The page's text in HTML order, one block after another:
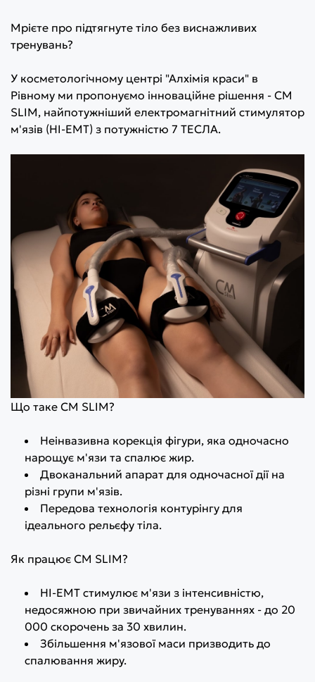
Мрієте про підтягнуте тіло без виснажливих
тренувань?
У косметологічному центрі "Алхімія краси" в
Рівному ми пропонуємо інноваційне рішення - CM
SLIM, найпотужніший електромагнітний стимулятор
м'язів (HI-EMT) з потужністю 7 ТЕСЛА.
Що таке CM SLIM?
Неінвазивна корекція фігури, яка одночасно
нарощує м'язи та спалює жир.
Двоканальний апарат для одночасної дії на
різні групи м'язів.
Передова технологія контурінгу для
ідеального рельєфу тіла.
Як працює CM SLIM?
HI-EMT стимулює м'язи з інтенсивністю,
недосяжною при звичайних тренуваннях - до 20
000 скорочень за 30 хвилин.
Збільшення м'язової маси призводить до
спалювання жиру.